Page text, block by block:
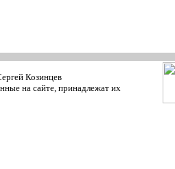
Козинцев
на сайте, принадлежат их